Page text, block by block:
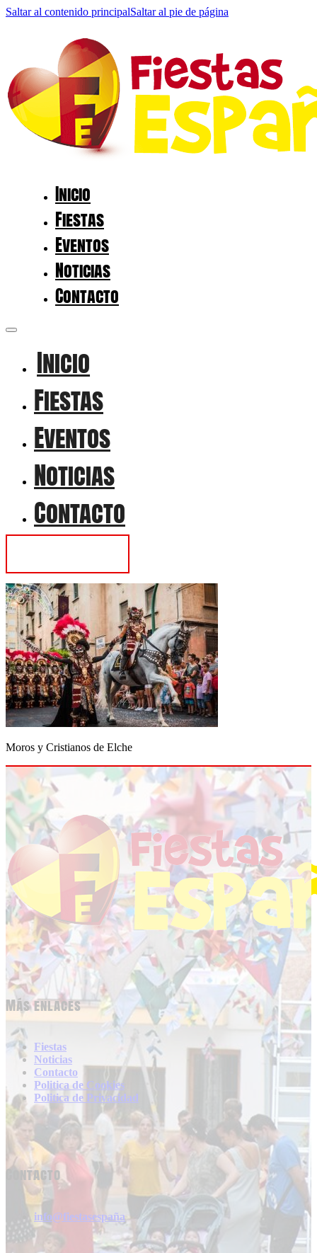
Saltar al contenido principalSaltar al pie de página
Inicio
Fiestas
Eventos
Noticias
Contacto
Inicio
Fiestas
Eventos
Noticias
Contacto
Moros y Cristianos de Elche
Más enlaces
Fiestas
Noticias
Contacto
Politica de Cookies
Politica de Privacidad
Contacto
info@fiestasespaña